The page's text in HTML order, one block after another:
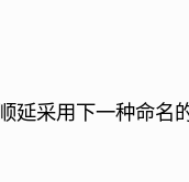
延采用下一种命名